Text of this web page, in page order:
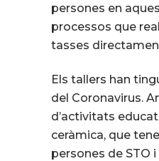
persones en
processos que
tasses
Els tallers han
del Coronavirus.
d’activitats
ceràmica, que
persones de STO